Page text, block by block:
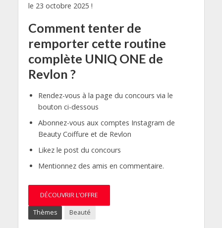
le 23 octobre 2025 !
Comment tenter de
remporter cette routine
complète UNIQ ONE de
Revlon ?
Rendez-vous à la page du concours via le
bouton ci-dessous
Abonnez-vous aux comptes Instagram de
Beauty Coiffure et de Revlon
Likez le post du concours
Mentionnez des amis en commentaire.
DÉCOUVRIR L’OFFRE
Thèmes Beauté